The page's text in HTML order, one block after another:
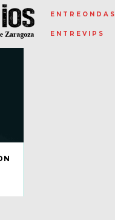
ENTREONDAS
ENTREVIPS